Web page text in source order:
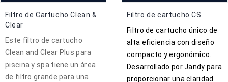
Filtro de Cartucho Clean &
Clear
Este filtro de cartucho
Clean and Clear Plus para
piscina y spa tiene un área
de filtro grande para una
Filtro de cartucho CS
Filtro de cartucho único de
alta eficiencia con diseño
compacto y ergonómico.
Desarrollado por Jandy para
proporcionar una claridad